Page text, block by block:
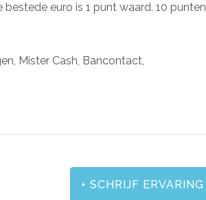
euro is 1 punt waard. 10 punten
Mister Cash, Bancontact,
+ SCHRIJF ERVARING